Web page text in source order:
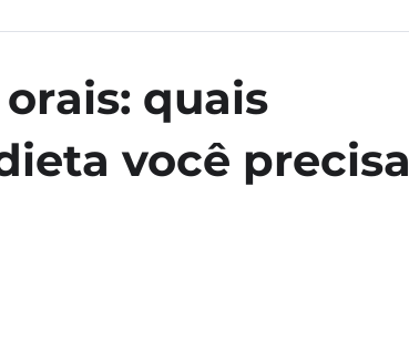
quais
você precisa